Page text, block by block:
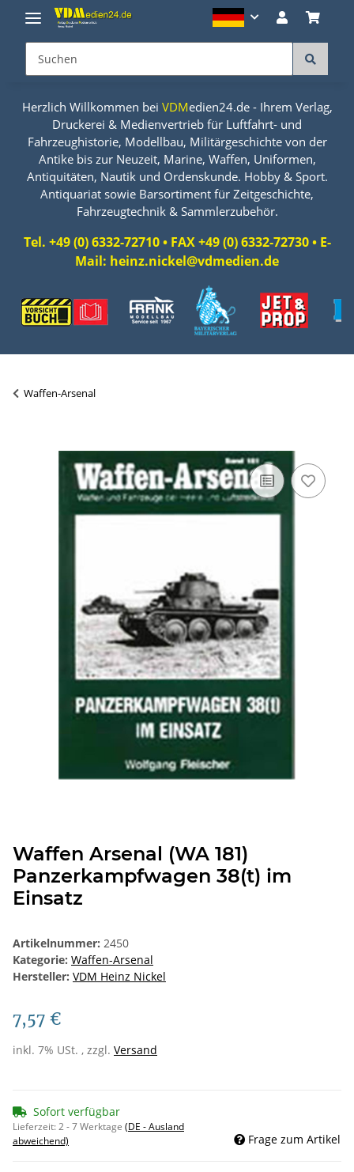
Herzlich Willkommen bei VDMedien24.de - Ihrem Verlag,
Druckerei & Medienvertrieb für Luftfahrt- und
Fahrzeughistorie, Modellbau, Militärgeschichte von der
Antike bis zur Neuzeit, Marine, Waffen, Uniformen,
Antiquitäten, Nautik und Ordenskunde. Hobby & Sport.
Antiquariat sowie Barsortiment für Zeitgeschichte,
Fahrzeugtechnik & Sammlerzubehör.
Tel. +49 (0) 6332-72710 • FAX +49 (0) 6332-72730 • E-
Mail: heinz.nickel@vdmedien.de
Waffen-Arsenal
Waffen Arsenal (WA 181)
Panzerkampfwagen 38(t) im
Einsatz
Artikelnummer: 2450
Kategorie: Waffen-Arsenal
Hersteller: VDM Heinz Nickel
7,57 €
inkl. 7% USt. , zzgl. Versand
Sofort verfügbar
Lieferzeit:2 - 7 Werktage (DE - Ausland
abweichend)
Frage zum Artikel